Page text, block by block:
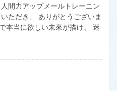
間力アップメールトレーニン
ただき、 ありがとうございま
当に欲しい未來が描け、 迷